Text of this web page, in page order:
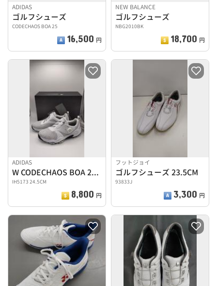
ADIDAS
ゴルフシューズ
CODECHAOS BOA 25
16,500 円
NEW BALANCE
ゴルフシューズ
NBG2010BK
18,700 円
ADIDAS
W CODECHAOS BOA 25 ゴルフシューズ
IH5173 24.5CM
8,800 円
フットジョイ
ゴルフシューズ 23.5CM
93833J
3,300 円